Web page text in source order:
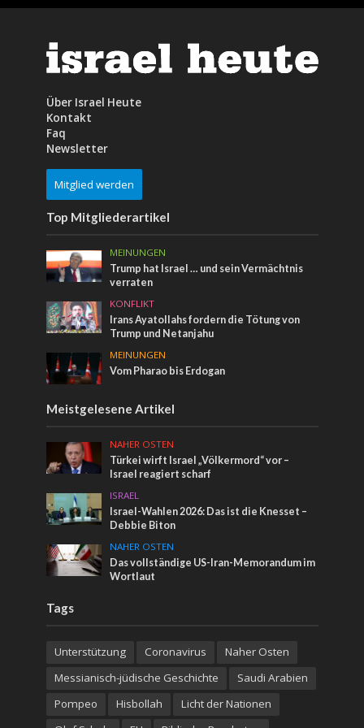
Über Israel Heute
Kontakt
Faq
Newsletter
Mitglied werden
Top Mitgliederartikel
MEINUNGEN
Trump hat Israel … und sein Vermächtnis
verraten
KONFLIKT
Irans Ayatollahs fordern die Tötung von
Trump und Netanjahu
MEINUNGEN
Vom Pharao bis Erdogan
Meistgelesene Artikel
NAHER OSTEN
Türkei wirft Israel „Völkermord“ vor –
Israel reagiert scharf
ISRAEL
Israel-Wahlen 2026: Das ist die Knesset –
Debbie Biton
NAHER OSTEN
Das vollständige US-Iran-Memorandum im
Wortlaut
Tags
Unterstützung Coronavirus
Naher Osten
Messianisch-jüdische Geschichte
Saudi Arabien
Pompeo
Hisbollah
Licht der Nationen